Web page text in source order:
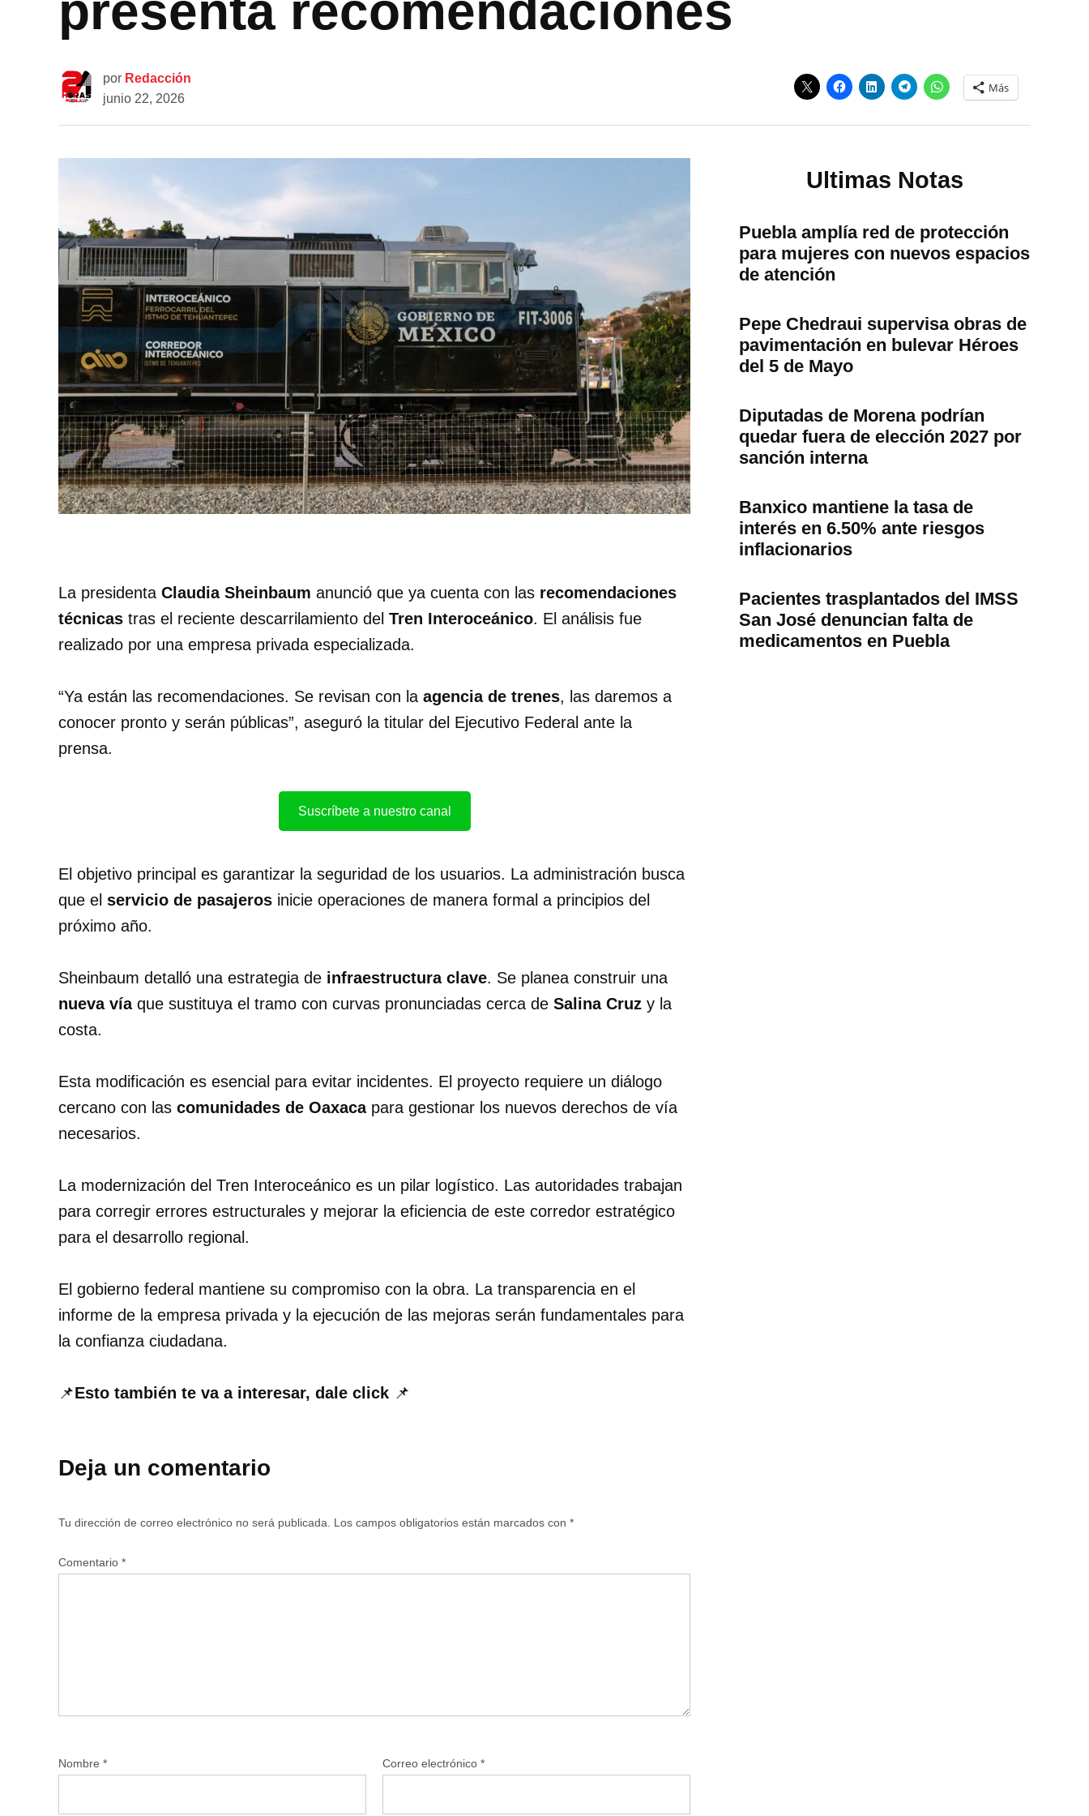
por Redacción
junio 22, 2026
Más
La presidenta Claudia Sheinbaum anunció que ya cuenta con las recomendaciones
técnicas tras el reciente descarrilamiento del Tren Interoceánico. El análisis fue
realizado por una empresa privada especializada.
“Ya están las recomendaciones. Se revisan con la agencia de trenes, las daremos a
conocer pronto y serán públicas”, aseguró la titular del Ejecutivo Federal ante la
prensa.
Suscríbete a nuestro canal
El objetivo principal es garantizar la seguridad de los usuarios. La administración busca
que el servicio de pasajeros inicie operaciones de manera formal a principios del
próximo año.
Sheinbaum detalló una estrategia de infraestructura clave. Se planea construir una
nueva víaque sustituya el tramo con curvas pronunciadas cerca de Salina Cruz y la
costa.
Esta modificación es esencial para evitar incidentes. El proyecto requiere un diálogo
cercano con las comunidades de Oaxacapara gestionar los nuevos derechos de vía
necesarios.
La modernización del Tren Interoceánico es un pilar logístico. Las autoridades trabajan
para corregir errores estructurales y mejorar la eficiencia de este corredor estratégico
para el desarrollo regional.
El gobierno federal mantiene su compromiso con la obra. La transparencia en el
informe de la empresa privada y la ejecución de las mejoras serán fundamentales para
la confianza ciudadana.
📌Esto también te va a interesar, dale click 📌
Deja un comentario
Tu dirección de correo electrónico no será publicada. Los campos obligatorios están marcados con *
Comentario *
Nombre * Correo electrónico *
Ultimas Notas
Puebla amplía red de protección
para mujeres con nuevos espacios
de atención
Pepe Chedraui supervisa obras de
pavimentación en bulevar Héroes
del 5 de Mayo
Diputadas de Morena podrían
quedar fuera de elección 2027 por
sanción interna
Banxico mantiene la tasa de
interés en 6.50% ante riesgos
inflacionarios
Pacientes trasplantados del IMSS
San José denuncian falta de
medicamentos en Puebla